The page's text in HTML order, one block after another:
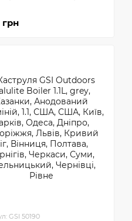
приладдя.
усього столового
вигляд,
грн
GSI 50190